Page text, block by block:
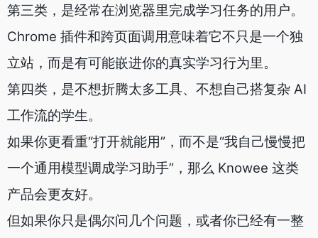
第三类，是经常在浏览器里完成学习任务的用户。
Chrome 插件和跨页面调用意味着它不只是一个独
立站，而是有可能嵌进你的真实学习行为里。
第四类，是不想折腾太多工具、不想自己搭复杂 AI
工作流的学生。
如果你更看重“打开就能用”，而不是“我自己慢慢把
一个通用模型调成学习助手”，那么 Knowee 这类
产品会更友好。
但如果你只是偶尔问几个问题，或者你已经有一整